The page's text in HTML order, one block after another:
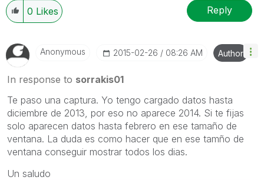
0 Likes Reply
Anonymous ‎2015-02-26 08:26 AM Author
In response to sorrakis01
Te paso una captura. Yo tengo cargado datos hasta
diciembre de 2013, por eso no aparece 2014. Si te fijas
solo aparecen datos hasta febrero en ese tamaño de
ventana. La duda es como hacer que en ese tamño de
ventana conseguir mostrar todos los dias.
Un saludo